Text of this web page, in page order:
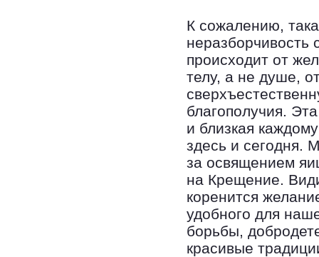
К сожалению,
происходит от
телу, а не душе,
благополучия.
и близкая
здесь и сегодня.
за освящением
на Крещение.
коренится
удобного для
борьбы,
красивые